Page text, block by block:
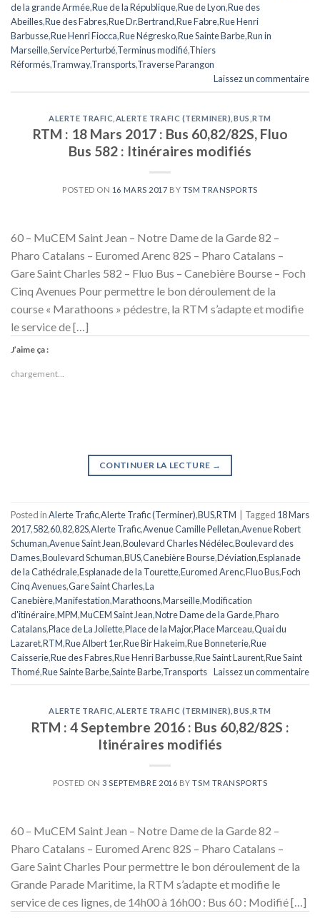
de la grande Armée,Rue de la République,Rue de Lyon,Rue des
Abeilles,Rue des Fabres,Rue Dr.Bertrand,Rue Fabre,Rue Henri
Barbusse,Rue Henri Fiocca,Rue Négresko,Rue Sainte Barbe,Run in
Marseille,Service Perturbé,Terminus modifié,Thiers
Réformés,Tramway,Transports,Traverse Parangon
Laissez un commentaire
ALERTE TRAFIC ALERTE TRAFIC (TERMINER) BUS ,RTM
RTM : 18 Mars 2017 : Bus 60,82/82S, Fluo
Bus 582 : Itinéraires modifiés
POSTED ON 16 MARS 2017 BY TSM TRANSPORTS
60 – MuCEM Saint Jean – Notre Dame de la Garde 82 –
Pharo Catalans – Euromed Arenc 82S – Pharo Catalans –
Gare Saint Charles 582 – Fluo Bus – Canebière Bourse – Foch
Cinq Avenues Pour permettre le bon déroulement de la
course « Marathoons » pédestre, la RTM s’adapte et modifie
le service de […]
J’aime ça :
chargement…
CONTINUER LA LECTURE →
Posted inAlerte Trafic,Alerte Trafic (Terminer),BUS,RTM Tagged 18 Mars
2017,582,60,82,82S,Alerte Trafic,Avenue Camille Pelletan,Avenue Robert
Schuman,Avenue Saint Jean,Boulevard Charles Nédélec,Boulevard des
Dames,Boulevard Schuman,BUS,Canebière Bourse,Déviation,Esplanade
de la Cathédrale,Esplanade de la Tourette,Euromed Arenc,Fluo Bus,Foch
Cinq Avenues,Gare Saint Charles,La
Canebière,Manifestation,Marathoons,Marseille,Modification
d'itinéraire,MPM,MuCEM Saint Jean,Notre Dame de la Garde,Pharo
Catalans,Place de La Joliette,Place de la Major,Place Marceau,Quai du
Lazaret,RTM,Rue Albert 1er,Rue Bir Hakeim,Rue Bonneterie,Rue
Caisserie,Rue des Fabres,Rue Henri Barbusse,Rue Saint Laurent,Rue Saint
Thomé,Rue Sainte Barbe,Sainte Barbe,Transports Laissez un commentaire
ALERTE TRAFIC ALERTE TRAFIC (TERMINER) BUS ,RTM
RTM : 4 Septembre 2016 : Bus 60,82/82S :
Itinéraires modifiés
POSTED ON3 SEPTEMBRE 2016 BYTSM TRANSPORTS
60 – MuCEM Saint Jean – Notre Dame de la Garde 82 –
Pharo Catalans – Euromed Arenc 82S – Pharo Catalans –
Gare Saint Charles Pour permettre le bon déroulement de la
Grande Parade Maritime, la RTM s’adapte et modifie le
service de ces lignes, de 14h00 à 16h00 : Bus 60 : Modifié […]